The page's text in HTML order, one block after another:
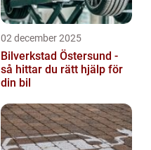
02 december 2025
Bilverkstad Östersund -
så hittar du rätt hjälp för
din bil